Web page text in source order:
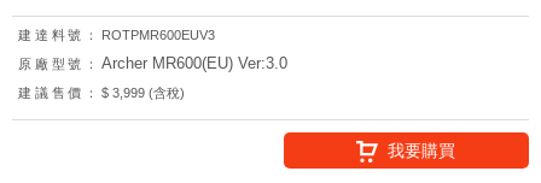
建達料號：
ROTPMR600EUV3
原廠型號：
Archer MR600(EU) Ver:3.0
建議售價： $ 3,999 (含稅)
我要購買